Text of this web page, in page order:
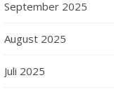
September 2025
August 2025
Juli 2025